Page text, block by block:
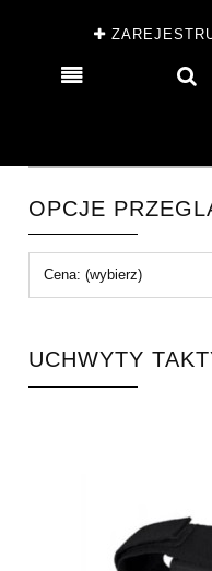
OPCJE
Cena: (wybierz)
UCHWYTY